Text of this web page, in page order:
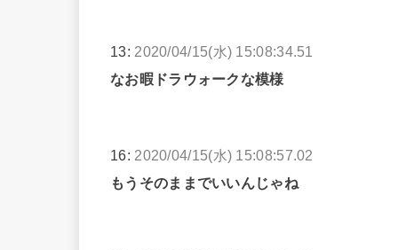
13: 2020/04/15(水) 15:08:34.51
なお暇ドラウォークな模様
16: 2020/04/15(水) 15:08:57.02
もうそのままでいいんじゃね